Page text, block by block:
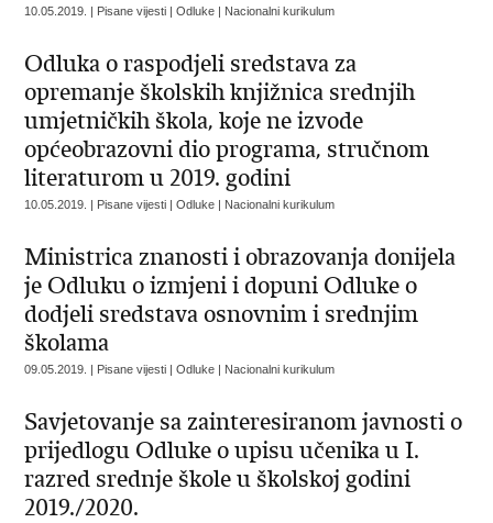
10.05.2019. | Pisane vijesti | Odluke | Nacionalni kurikulum
Odluka o raspodjeli sredstava za
opremanje školskih knjižnica srednjih
umjetničkih škola, koje ne izvode
općeobrazovni dio programa, stručnom
literaturom u 2019. godini
10.05.2019. | Pisane vijesti | Odluke | Nacionalni kurikulum
Ministrica znanosti i obrazovanja donijela
je Odluku o izmjeni i dopuni Odluke o
dodjeli sredstava osnovnim i srednjim
školama
09.05.2019. | Pisane vijesti | Odluke | Nacionalni kurikulum
Savjetovanje sa zainteresiranom javnosti o
prijedlogu Odluke o upisu učenika u I.
razred srednje škole u školskoj godini
2019./2020.